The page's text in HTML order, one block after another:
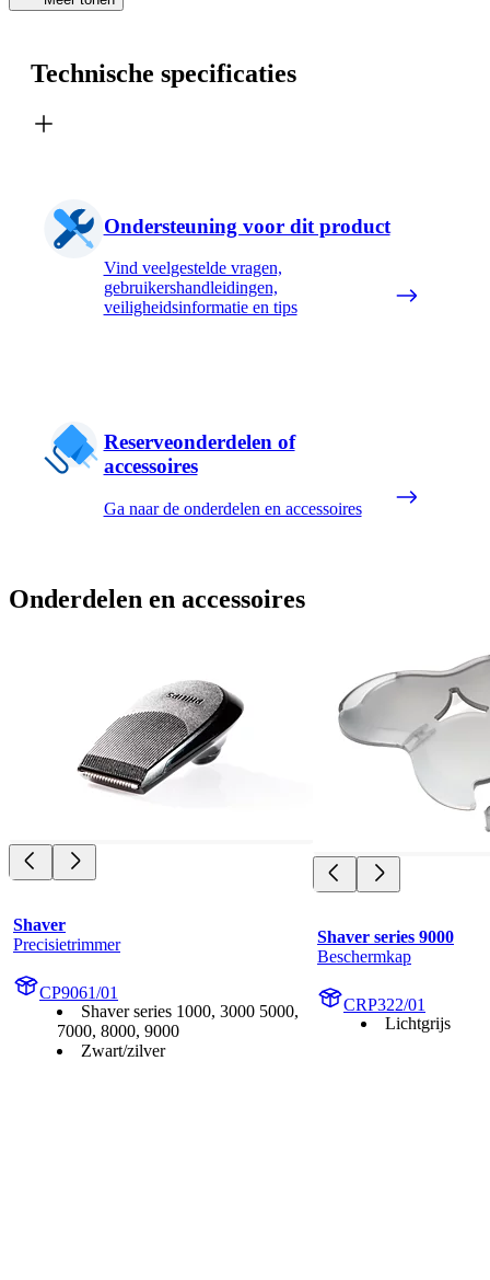
Technische specificaties
Ondersteuning voor dit product
Vind veelgestelde vragen,
gebruikershandleidingen,
veiligheidsinformatie en tips
Reserveonderdelen of
accessoires
Ga naar de onderdelen en accessoires
Onderdelen en accessoires
Shaver
Precisietrimmer
CP9061/01
Shaver series 1000, 3000 5000,
7000, 8000, 9000
Zwart/zilver
Shaver series 9000
Beschermkap
CRP322/01
Lichtgrijs